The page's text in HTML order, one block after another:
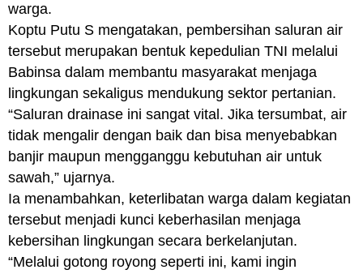
warga.
Koptu Putu S mengatakan, pembersihan saluran air
tersebut merupakan bentuk kepedulian TNI melalui
Babinsa dalam membantu masyarakat menjaga
lingkungan sekaligus mendukung sektor pertanian.
“Saluran drainase ini sangat vital. Jika tersumbat, air
tidak mengalir dengan baik dan bisa menyebabkan
banjir maupun mengganggu kebutuhan air untuk
sawah,” ujarnya.
Ia menambahkan, keterlibatan warga dalam kegiatan
tersebut menjadi kunci keberhasilan menjaga
kebersihan lingkungan secara berkelanjutan.
“Melalui gotong royong seperti ini, kami ingin